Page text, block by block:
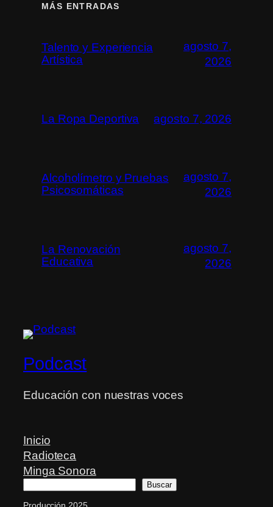
MÁS ENTRADAS
Talento y Experiencia
Artística
agosto 7,
2026
La Ropa Deportiva agosto 7, 2026
Alcoholímetro y Pruebas
Psicosomáticas
agosto 7,
2026
La Renovación
Educativa
agosto 7,
2026
Podcast
Educación con nuestras voces
Inicio
Radioteca
Minga Sonora
Buscar
Producción 2025